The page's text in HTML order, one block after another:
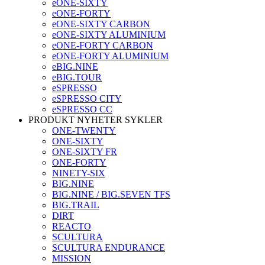
eONE-SIXTY
eONE-FORTY
eONE-SIXTY CARBON
eONE-SIXTY ALUMINIUM
eONE-FORTY CARBON
eONE-FORTY ALUMINIUM
eBIG.NINE
eBIG.TOUR
eSPRESSO
eSPRESSO CITY
eSPRESSO CC
PRODUKT NYHETER SYKLER
ONE-TWENTY
ONE-SIXTY
ONE-SIXTY FR
ONE-FORTY
NINETY-SIX
BIG.NINE
BIG.NINE / BIG.SEVEN TFS
BIG.TRAIL
DIRT
REACTO
SCULTURA
SCULTURA ENDURANCE
MISSION